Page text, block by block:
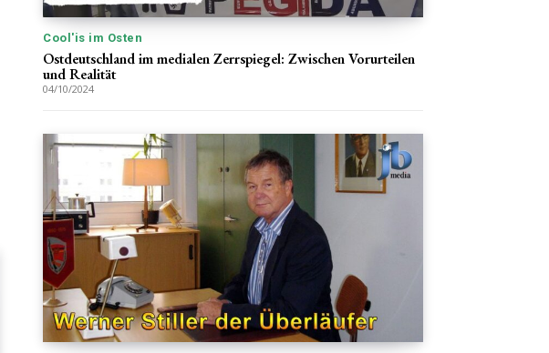
Cool'is im Osten
Ostdeutschland im medialen Zerrspiegel: Zwischen Vorurteilen
und Realität
04/10/2024